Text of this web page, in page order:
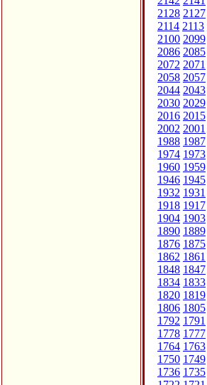
2128 2127
2114 2113
2100 2099
2086 2085
2072 2071
2058 2057
2044 2043
2030 2029
2016 2015
2002 2001
1988 1987
1974 1973
1960 1959
1946 1945
1932 1931
1918 1917
1904 1903
1890 1889
1876 1875
1862 1861
1848 1847
1834 1833
1820 1819
1806 1805
1792 1791
1778 1777
1764 1763
1750 1749
1736 1735